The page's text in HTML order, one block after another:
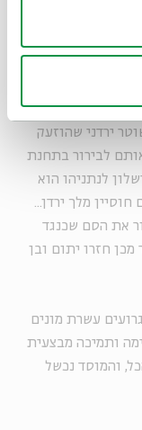
מודעים לאירוע
משעל את ראשו
משעל הבין שחייו
לעבר רכב
ירדני שהוזעק
לבירור בתחנת
לנתניהו הוא
מלך ירדן...
את הסם שכנגד
מכן חזרו יתום ובן
עשרת מונים
ותמיכה מבצעית
והמוסד נכשל